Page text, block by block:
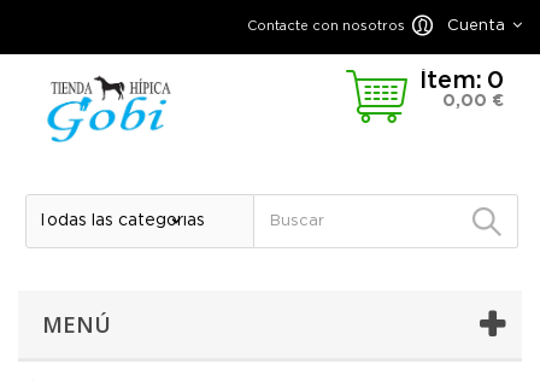
Cuenta
Contacte con nosotros
Ítem: 0
0,00 €
MENÚ